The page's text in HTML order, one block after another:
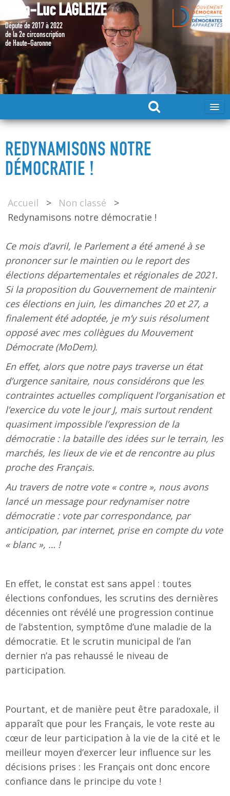
Jean-Luc LAGLEIZE
Député de 2017 à 2022
de la 2e circonscription
de Haute-Garonne
MA CANDIDATURE 2024
MES ACTIONS 2017 – 2022
REDYNAMISONS NOTRE
DÉMOCRATIE !
Accueil > Non classé
>
Redynamisons notre démocratie !
Ce mois d’avril, le Parlement a été amené à se
prononcer sur le maintien ou le report des
élections départementales et régionales de 2021.
Si la proposition du Gouvernement de maintenir
ces élections en juin, les dimanches 20 et 27, a
finalement été adoptée, je m’y suis résolument
opposé avec mes collègues du Mouvement
Démocrate (MoDem).
En effet, alors que notre pays traverse un état
d’urgence sanitaire, nous considérons que les
contraintes actuelles compliquent l’organisation et
l’exercice du vote le jour J, mais surtout rendent
quasiment impossible l’expression de la
démocratie : la bataille des idées sur le terrain, les
marchés, les lieux de vie et de rencontre au plus
proche des Français.
Au travers de notre vote « contre », nous avons
lancé un message pour redynamiser notre
démocratie : vote par correspondance, par
anticipation, par internet, prise en compte du vote
« blanc », … !
En effet, le constat est sans appel : toutes
élections confondues, les scrutins des dernières
décennies ont révélé une progression continue
de l’abstention, symptôme d’une maladie de la
démocratie. Et le scrutin municipal de l’an
dernier n’a pas rehaussé le niveau de
participation.
Pourtant, et de manière peut être paradoxale, il
apparaît que pour les Français, le vote reste au
cœur de leur participation à la vie de la cité et le
meilleur moyen d’exercer leur influence sur les
décisions prises : les Français ont donc encore
confiance dans le principe du vote !